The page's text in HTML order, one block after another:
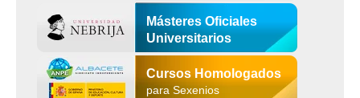
Másteres Oficiales
Universitarios
Cursos Homologados
para Sexenios